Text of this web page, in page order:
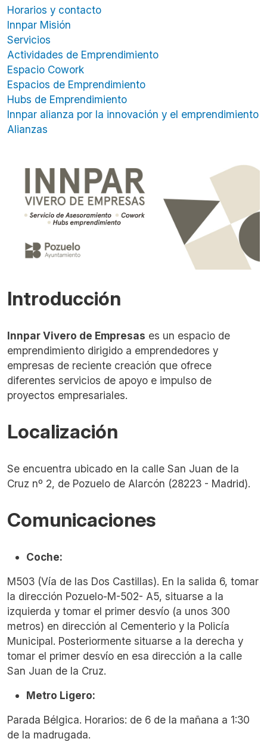
Horarios y contacto
Innpar Misión
Servicios
Actividades de Emprendimiento
Espacio Cowork
Espacios de Emprendimiento
Hubs de Emprendimiento
Innpar alianza por la innovación y el emprendimiento
Alianzas
Introducción
Innpar Vivero de Empresas es un espacio de
emprendimiento dirigido a emprendedores y
empresas de reciente creación que ofrece
diferentes servicios de apoyo e impulso de
proyectos empresariales.
Localización
Se encuentra ubicado en la calle San Juan de la
Cruz nº 2, de Pozuelo de Alarcón (28223 - Madrid).
Comunicaciones
Coche:
M503 (Vía de las Dos Castillas). En la salida 6, tomar
la dirección Pozuelo-M-502- A5, situarse a la
izquierda y tomar el primer desvío (a unos 300
metros) en dirección al Cementerio y la Policía
Municipal. Posteriormente situarse a la derecha y
tomar el primer desvío en esa dirección a la calle
San Juan de la Cruz.
Metro Ligero:
Parada Bélgica. Horarios: de 6 de la mañana a 1:30
de la madrugada.